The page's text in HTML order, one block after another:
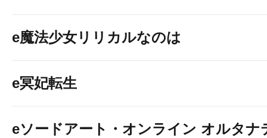
e魔法少女リリカルなのは
e冥妃転生
eソードアート・オンライン オルタナ